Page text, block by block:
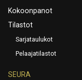
Kokoonpanot
Tilastot
Sarjataulukot
Pelaajatilastot
SEURA